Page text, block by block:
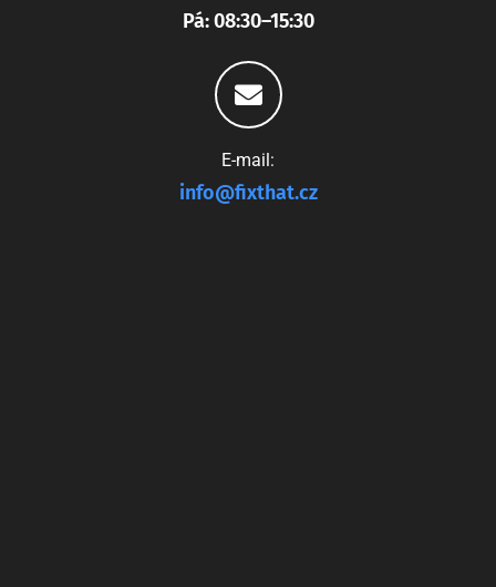
Pá: 08:30–15:30
E-mail:
info@fixthat.cz